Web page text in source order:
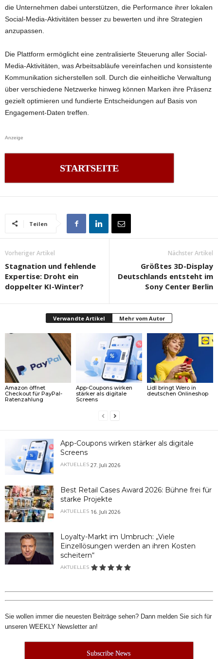
die Unternehmen dabei unterstützen, die Performance ihrer lokalen
Social-Media-Aktivitäten besser zu bewerten und ihre Strategien
anzupassen.
Die Plattform ermöglicht eine zentralisierte Steuerung aller Social-
Media-Aktivitäten, was Arbeitsabläufe vereinfachen und konsistente
Kommunikation sicherstellen soll. Durch die einheitliche Verwaltung
über verschiedene Netzwerke hinweg können Marken ihre Präsenz
gezielt optimieren und fundierte Entscheidungen auf Basis von
Engagement-Daten treffen.
Anzeige
STARTSEITE
Teilen
Vorheriger Artikel
Stagnation und fehlende
Expertise: Droht ein
doppelter KI-Winter?
Nächster Artikel
Größtes 3D-Display
Deutschlands entsteht im
Sony Center Berlin
Verwandte Artikel Mehr vom Autor
Amazon öffnet
Checkout für PayPal-
Ratenzahlung
App-Coupons wirken
stärker als digitale
Screens
Lidl bringt Wero in
deutschen Onlineshop
App-Coupons wirken stärker als digitale
Screens
AKTUELLES 27. Juli 2026
Best Retail Cases Award 2026: Bühne frei für
starke Projekte
AKTUELLES 16. Juli 2026
Loyalty-Markt im Umbruch: „Viele
Einzellösungen werden an ihren Kosten
scheitern“
AKTUELLES
Sie wollen immer die neuesten Beiträge sehen? Dann melden Sie sich für
unseren WEEKLY Newsletter an!
Subscribe News